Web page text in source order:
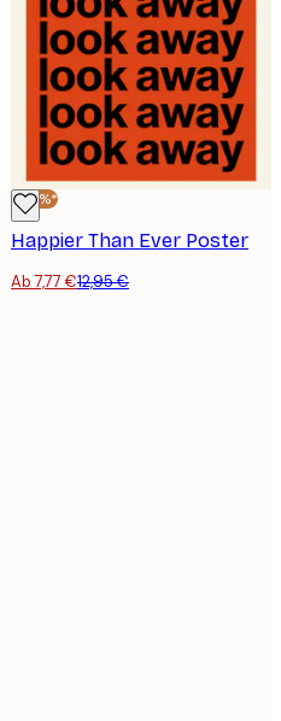
-40%*
Happier Than Ever Poster
Ab 7,77 €12,95 €